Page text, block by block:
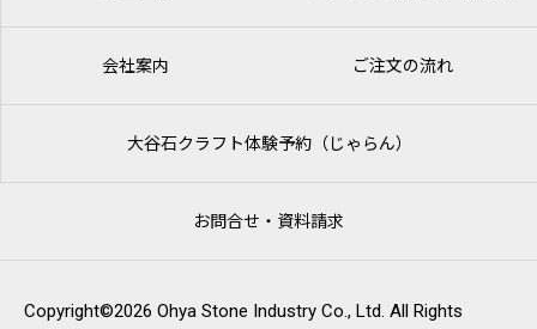
会社案内 ご注文の流れ
大谷石クラフト体験予約（じゃらん）
お問合せ・資料請求
Copyright©2026 Ohya Stone Industry Co., Ltd. All Rights